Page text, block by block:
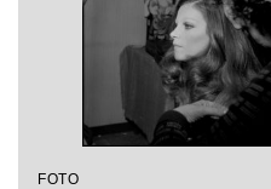
FOTO